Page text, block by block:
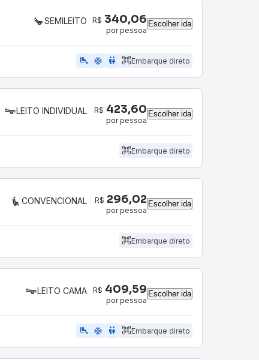
SEMILEITO R$ 340,06
por pessoa
Escolher ida
airline_seat_legroom_extra ac_unit WC Embarque direto
LEITO INDIVIDUAL R$ 423,60
por pessoa
Escolher ida
Embarque direto
CONVENCIONAL R$ 296,02
por pessoa
Escolher ida
Embarque direto
LEITO CAMA R$ 409,59
por pessoa
Escolher ida
airline_seat_legroom_extra ac_unit wc Embarque direto